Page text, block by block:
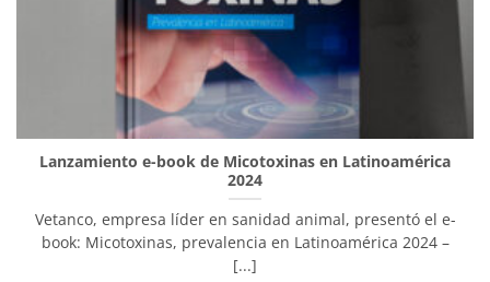
Lanzamiento e-book de Micotoxinas en Latinoamérica
2024
Vetanco, empresa líder en sanidad animal, presentó el e-
book: Micotoxinas, prevalencia en Latinoamérica 2024 –
[...]